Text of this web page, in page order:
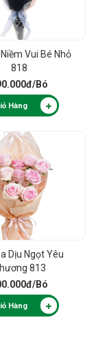
Vui Bé Nhỏ
818
/Bó
Hàng
Dịu Ngọt Yêu
813
/Bó
Hàng